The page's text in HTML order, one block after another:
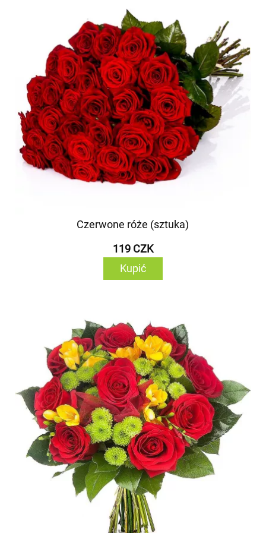
Czerwone róże (sztuka)
119 CZK
Kupić